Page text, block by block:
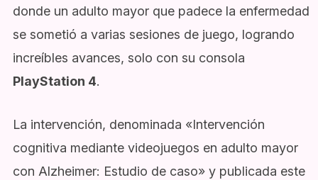
donde un adulto mayor que padece la enfermedad
se sometió a varias sesiones de juego, logrando
increíbles avances, solo con su consola
PlayStation 4.
La intervención, denominada «Intervención
cognitiva mediante videojuegos en adulto mayor
con Alzheimer: Estudio de caso»y publicada este